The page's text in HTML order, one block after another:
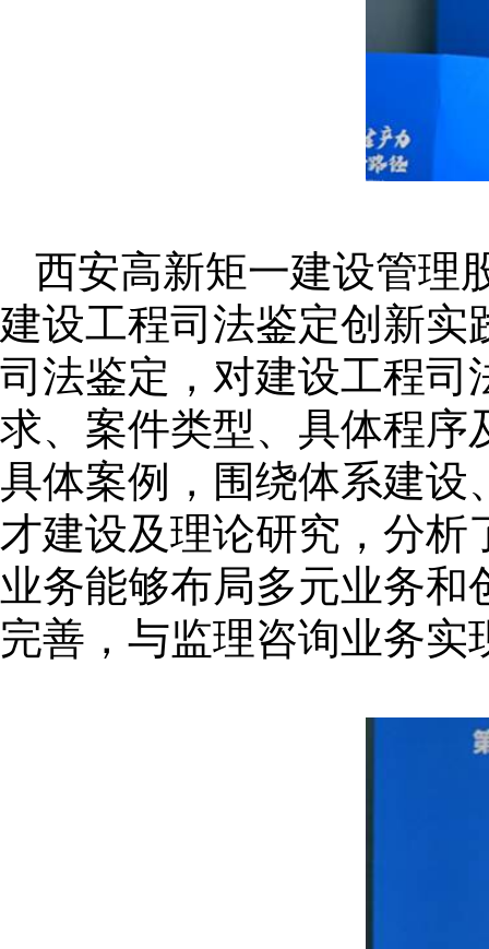
西安高新矩一建设管理
建设工程司法鉴定创新实
司法鉴定，对建设工程司
求、案件类型、具体程序
具体案例，围绕体系建设
才建设及理论研究，分
业务能够布局多元业务
完善，与监理咨询业务实